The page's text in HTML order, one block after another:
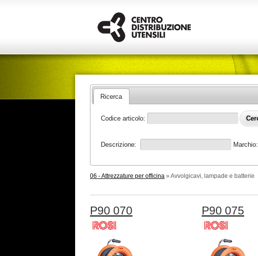
Ricerca
Codice articolo:
Descrizione: Marchio:
06 - Attrezzature per officina » Avvolgicavi, lampade e batterie
P90 070 P90 075